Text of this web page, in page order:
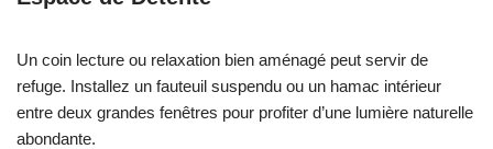
Un coin lecture ou relaxation bien aménagé peut servir de
refuge. Installez un fauteuil suspendu ou un hamac intérieur
entre deux grandes fenêtres pour profiter d’une lumière naturelle
abondante.